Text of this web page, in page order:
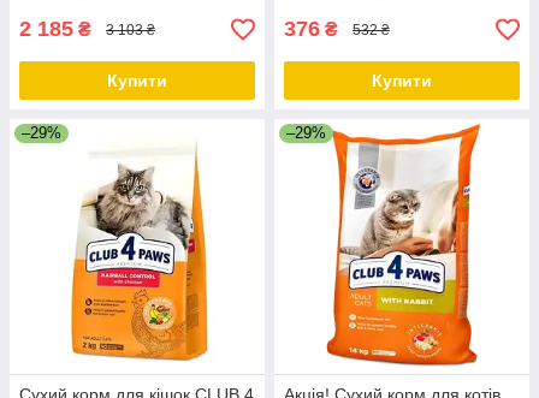
2 185 ₴ 3 103 ₴
Купити
376 ₴ 532 ₴
Купити
–29% –29%